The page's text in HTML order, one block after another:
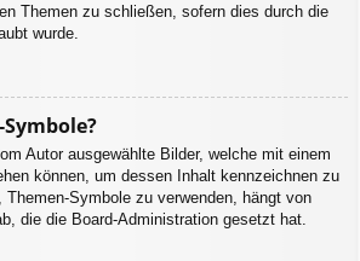
Themen zu schließen, sofern dies durch die
wurde.
Autor ausgewählte Bilder, welche mit einem
können, um dessen Inhalt kennzeichnen zu
Themen-Symbole zu verwenden, hängt von
die die Board-Administration gesetzt hat.